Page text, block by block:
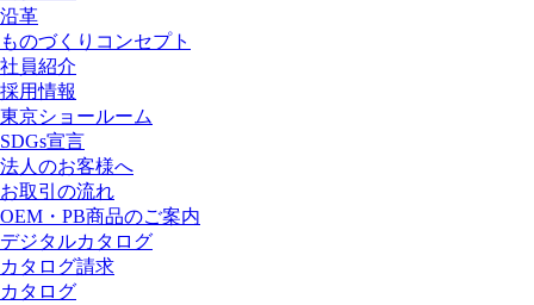
沿革
ものづくりコンセプト
社員紹介
採用情報
東京ショールーム
SDGs宣言
法人のお客様へ
お取引の流れ
OEM・PB商品のご案内
デジタルカタログ
カタログ請求
カタログ